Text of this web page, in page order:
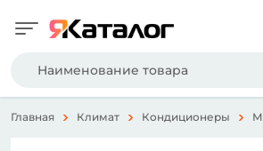
Главная Климат Кондиционеры